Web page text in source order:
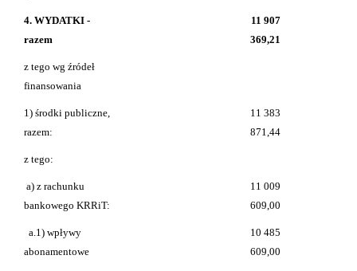
4. WYDATKI -
razem
11 907
369,21
z tego wg źródeł
finansowania
1) środki publiczne,
razem:
11 383
871,44
z tego:
a) z rachunku
bankowego KRRiT:
11 009
609,00
a.1) wpływy
abonamentowe
10 485
609,00